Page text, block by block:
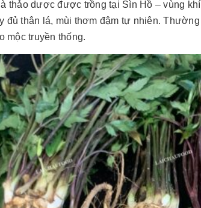
thảo dược được trồng tại Sìn Hồ – vùng
đủ thân lá, mùi thơm đậm tự nhiên.
mộc truyền thống.